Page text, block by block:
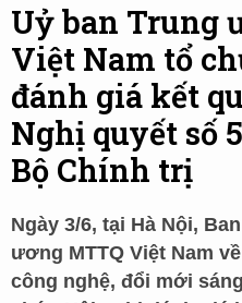
Uỷ ban Trung
Việt Nam tổ
đánh giá kết
Nghị quyết số
Bộ Chính trị
Ngày 3/6, tại Hà Nội,
ương MTTQ Việt Nam
công nghệ, đổi mới